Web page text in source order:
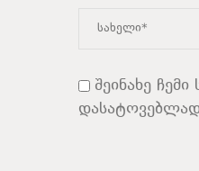
შეინახე